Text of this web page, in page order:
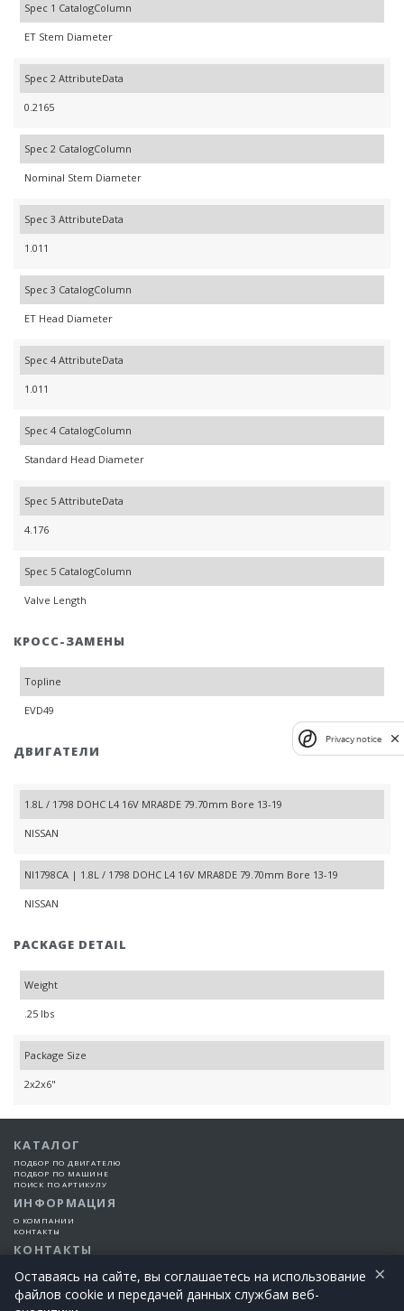
Spec 1 CatalogColumn
ET Stem Diameter
Spec 2 AttributeData
0.2165
Spec 2 CatalogColumn
Nominal Stem Diameter
Spec 3 AttributeData
1.011
Spec 3 CatalogColumn
ET Head Diameter
Spec 4 AttributeData
1.011
Spec 4 CatalogColumn
Standard Head Diameter
Spec 5 AttributeData
4.176
Spec 5 CatalogColumn
Valve Length
КРОСС-ЗАМЕНЫ
Topline
EVD49
ДВИГАТЕЛИ
1.8L / 1798 DOHC L4 16V MRA8DE 79.70mm Bore 13-19
NISSAN
NI1798CA | 1.8L / 1798 DOHC L4 16V MRA8DE 79.70mm Bore 13-19
NISSAN
PACKAGE DETAIL
Weight
.25 lbs
Package Size
2x2x6"
КАТАЛОГ
ПОДБОР ПО ДВИГАТЕЛЮ
ПОДБОР ПО МАШИНЕ
ПОИСК ПО АРТИКУЛУ
ИНФОРМАЦИЯ
О КОМПАНИИ
КОНТАКТЫ
КОНТАКТЫ
©2015-2026 Все права защищены | EngineTech Россия
Оставаясь на сайте, вы соглашаетесь на использование
файлов cookie и передачей данных службам веб-
×
Privacy notice